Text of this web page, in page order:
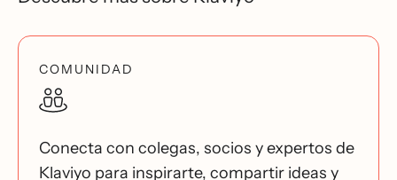
COMUNIDAD
Conecta con colegas, socios y expertos de
Klaviyo para inspirarte, compartir ideas y